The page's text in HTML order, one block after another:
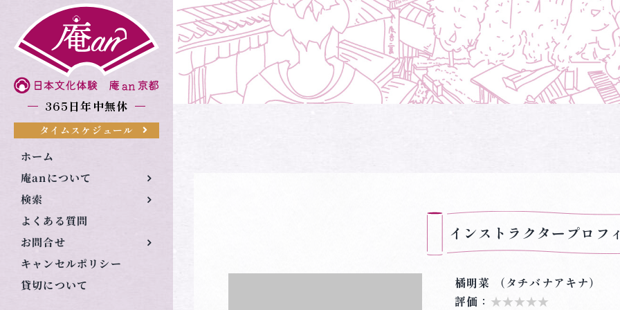
content
365日年中無休
タイムスケジュール
ホーム
庵anについて
検索
よくある質問
お問合せ
キャンセルポリシー
貸切について
インストラクタープロフ
橘明菜 （タチバナアキナ）
評価：